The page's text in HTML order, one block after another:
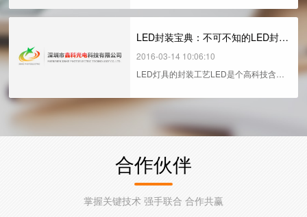
迈进。由于LED芯片输入功率的不断提
高，...
LED封装宝典：不可不知的LED封装工艺知识
2016-03-14 10:06:10
LED灯具的封装工艺LED是个高科技含量
商业机密，由于这些东西关系到一个企业
合作伙伴
掌握关键技术 强手联合 合作共赢